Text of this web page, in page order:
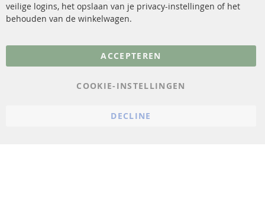
FAQ
Annuleer contract
Gegevensbescherming
veilige logins, het opslaan van je privacy-instellingen of het
behouden van de winkelwagen.
ACCEPTEREN
COOKIE-INSTELLINGEN
DECLINE